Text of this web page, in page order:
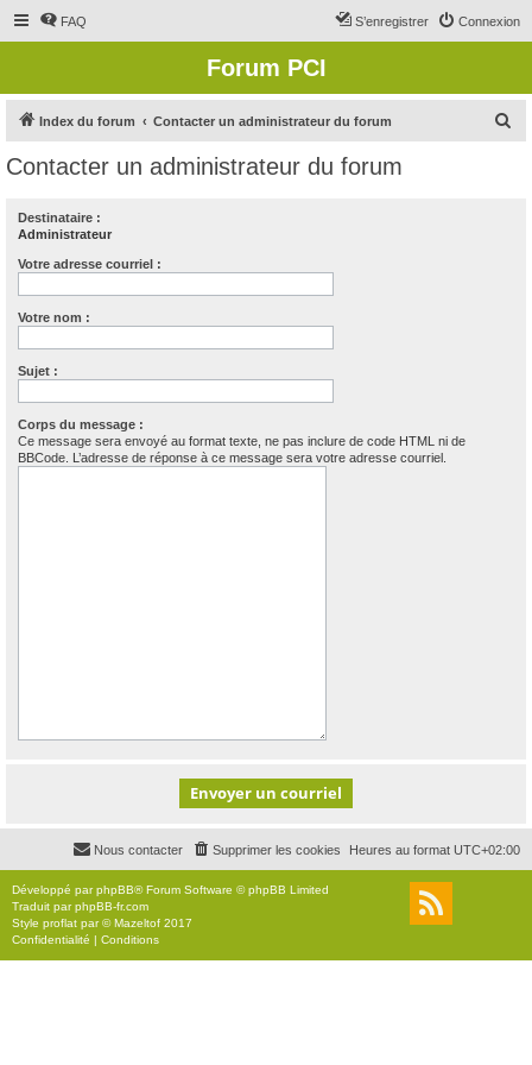
FAQ Connexion
S’enregistrer
Forum PCI
Index du forum Contacter un administrateur du forum
Contacter un administrateur du forum
Destinataire :
Administrateur
Votre adresse courriel :
Votre nom :
Sujet :
Corps du message :
Ce message sera envoyé au format texte, ne pas inclure de code HTML ni de
BBCode. L’adresse de réponse à ce message sera votre adresse courriel.
Heures au format UTC+02:00
Supprimer les cookies
Nous contacter
Développé parphpBB® Forum Software © phpBB Limited
Traduit parphpBB-fr.com
Style proflat par ©Mazeltof 2017
Confidentialité | Conditions